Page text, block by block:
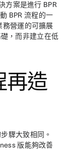
方案是進行 BPR
BPR 流程的一
務營運的可擴展
，而非建立在低
再造
驟大致相同。
版能夠改善